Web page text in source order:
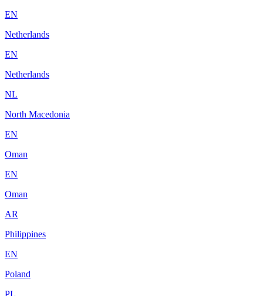
EN
Netherlands
EN
Netherlands
NL
North Macedonia
EN
Oman
EN
Oman
AR
Philippines
EN
Poland
PL